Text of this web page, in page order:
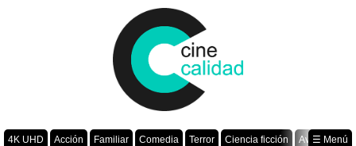
4K UHD Acción Familiar Comedia Terror Ciencia ficción
Aventura
☰ Menú